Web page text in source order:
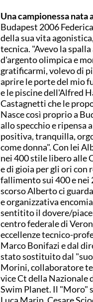
Una campionessa
Budapest 2006
della sua vita
tecnica. "Avevo la
d'argento olimpica e
gratificarmi, volevo di
aprire le porte del mio
e le piscine dell'Alfred
Castagnetti che le
Nasce così proprio a
allo specchio e ripensa
positiva, tranquilla,
come donna". Con lei
nei 400 stile libero alle
e di gioia per gli ori con
fallimento sui 400 e nei
scorso Alberto ci
e organizzativa
sentitito il dovere/
centro federale di
eccellenze tecnico-
Marco Bonifazi e dal
stato sostituito dal "suo
Morini, collaboratore
vice Ct della Nazionale
Swim Planet. Il "Moro"